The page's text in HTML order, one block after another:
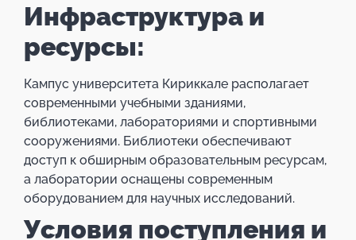
Инфраструктура и
ресурсы:
Кампус университета Кириккале располагает
современными учебными зданиями,
библиотеками, лабораториями и спортивными
сооружениями. Библиотеки обеспечивают
доступ к обширным образовательным ресурсам,
а лаборатории оснащены современным
оборудованием для научных исследований.
Условия поступления и